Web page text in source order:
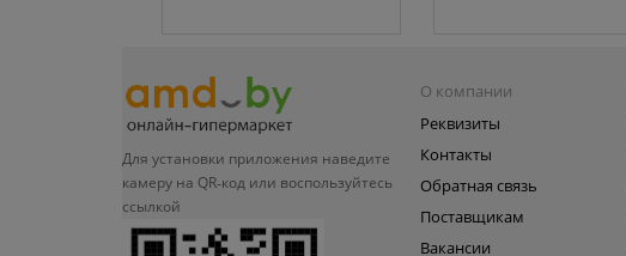
Для установки приложения наведите
камеру на QR‑код или воспользуйтесь
ссылкой
О компании
Реквизиты
Контакты
Обратная связь
Поставщикам
Вакансии